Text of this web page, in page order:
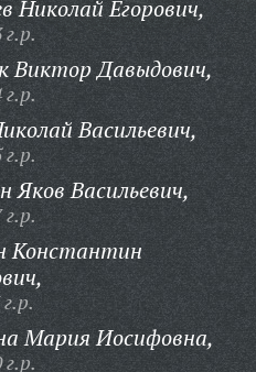
Николай Егорович,
Виктор Давыдович,
Васильевич,
Яков Васильевич,
Константин
Мария Иосифовна,